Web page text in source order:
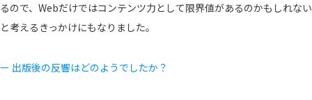
るので、Webだけではコンテンツ力として限界値があるのかもしれない
と考えるきっかけにもなりました。
ー 出版後の反響はどのようでしたか？